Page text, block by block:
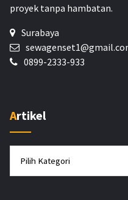
proyek tanpa hambatan.
Surabaya
0899-2333-933
Artikel